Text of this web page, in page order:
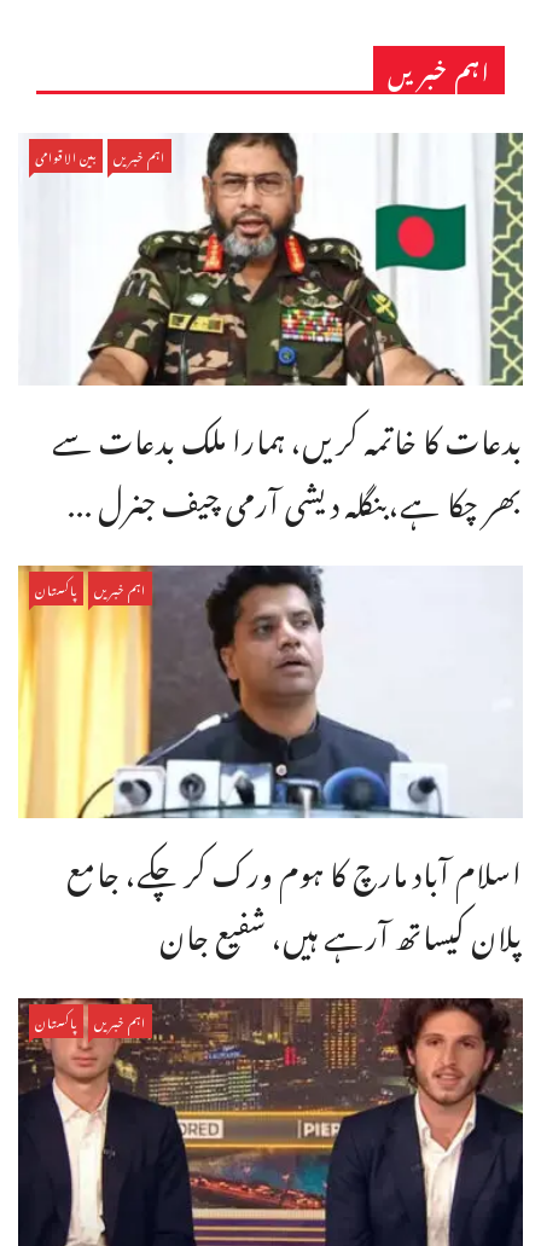
اہم خبریں
اہم خبریں بین الاقوامی
بدعات کا خاتمہ کریں، ہمارا ملک بدعات سے
بھر چکا ہے،بنگله دیشی آرمی چیف جنرل ...
اہم خبریں پاکستان
اسلام آباد مارچ کا ہوم ورک کر چکے، جامع
پلان کیساتھ آرہے ہیں، شفیع جان
اہم خبریں پاکستان